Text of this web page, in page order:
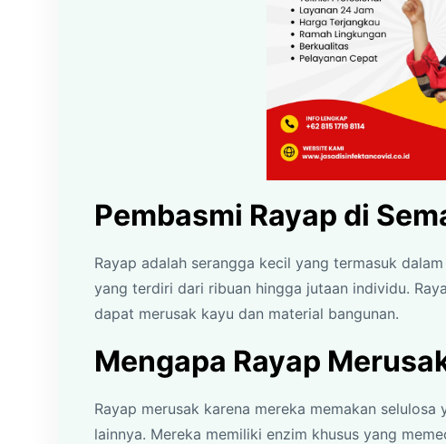
Pembasmi Rayap di
Rayap adalah serangga kecil yang termasuk
yang terdiri dari ribuan hingga jutaan individu.
dapat merusak kayu dan material bangunan.
Mengapa Rayap
Rayap merusak karena mereka memakan
lainnya. Mereka memiliki enzim khusus yang